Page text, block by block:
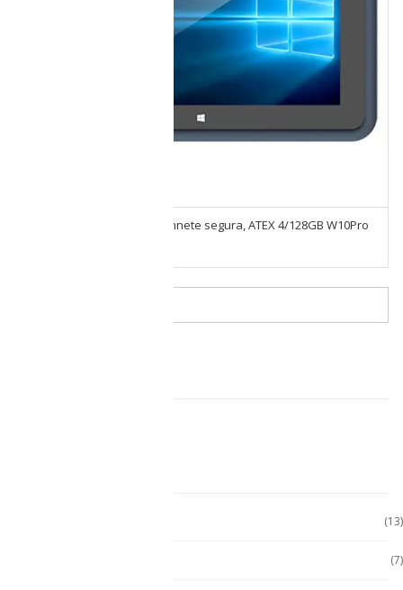
Tablet AEGEX10 Intrinsicamnete segura, ATEX 4/128GB W10Pro
(13)
(7)